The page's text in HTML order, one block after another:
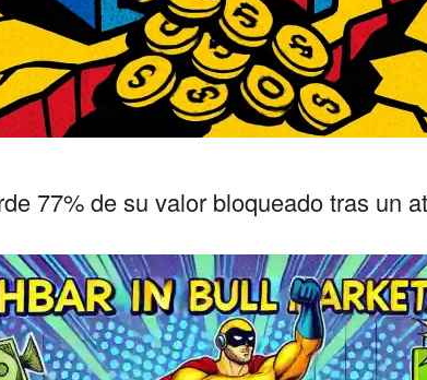
77% de su valor bloqueado tras un